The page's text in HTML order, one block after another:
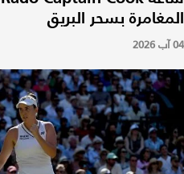
المغامرة بسحر البريق
04 آب 2026